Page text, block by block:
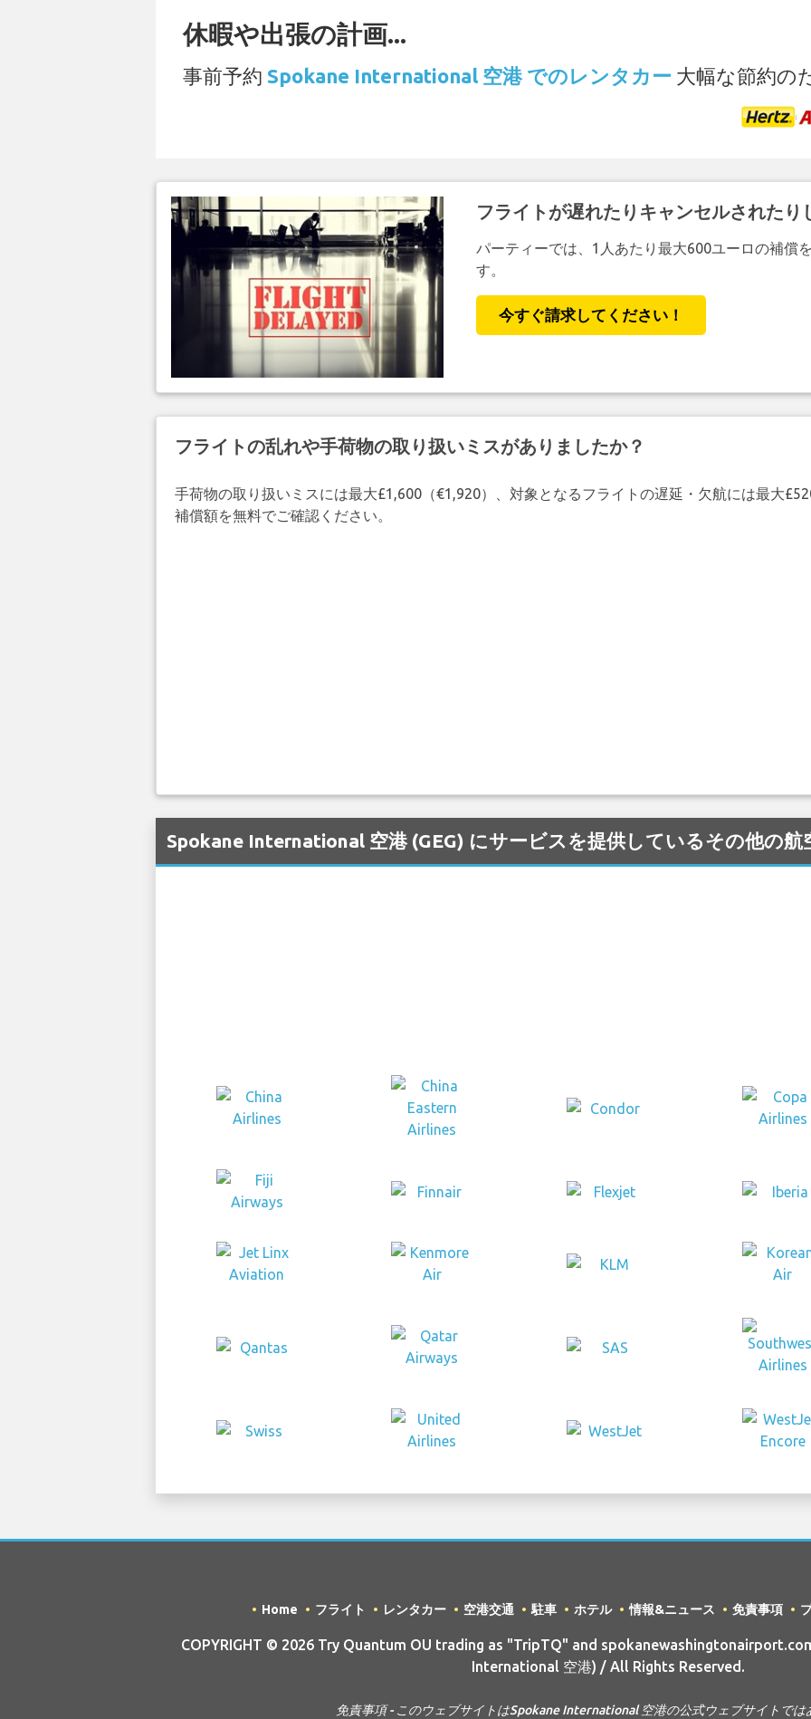
休暇や出張の計画...
事前予約 Spokane International 空港 でのレンタカー 大幅な節約の
フライトが遅れたりキャンセルされたり
パーティーでは、1人あたり最大600ユーロの補償
す。
今すぐ請求してください！
フライトの乱れや手荷物の取り扱いミスがありましたか？
手荷物の取り扱いミスには最大£1,600（€1,920）、対象となるフライトの遅延・欠航には最大
補償額を無料でご確認ください。
Spokane International 空港 (GEG) にサービスを提供しているその他の航
Home フライト レンタカー 空港交通 駐車 ホテル 情報&ニュース 免責事項
COPYRIGHT © 2026 Try Quantum OU trading as "TripTQ" and
International 空港) / All Rights Reserved.
免責事項 - このウェブサイトはSpokane International 空港の公式ウェブサイトでは